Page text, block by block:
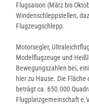
Flugsaison (März bis
Windenschleppstellen,
Flugzeugschlepp.
Motorsegler,
Modelflugzeuge und
Bewegungszahlen bei,
hier zu Hause. Die
beträgt ca. 650.000
Flugplatzgemeinschaft